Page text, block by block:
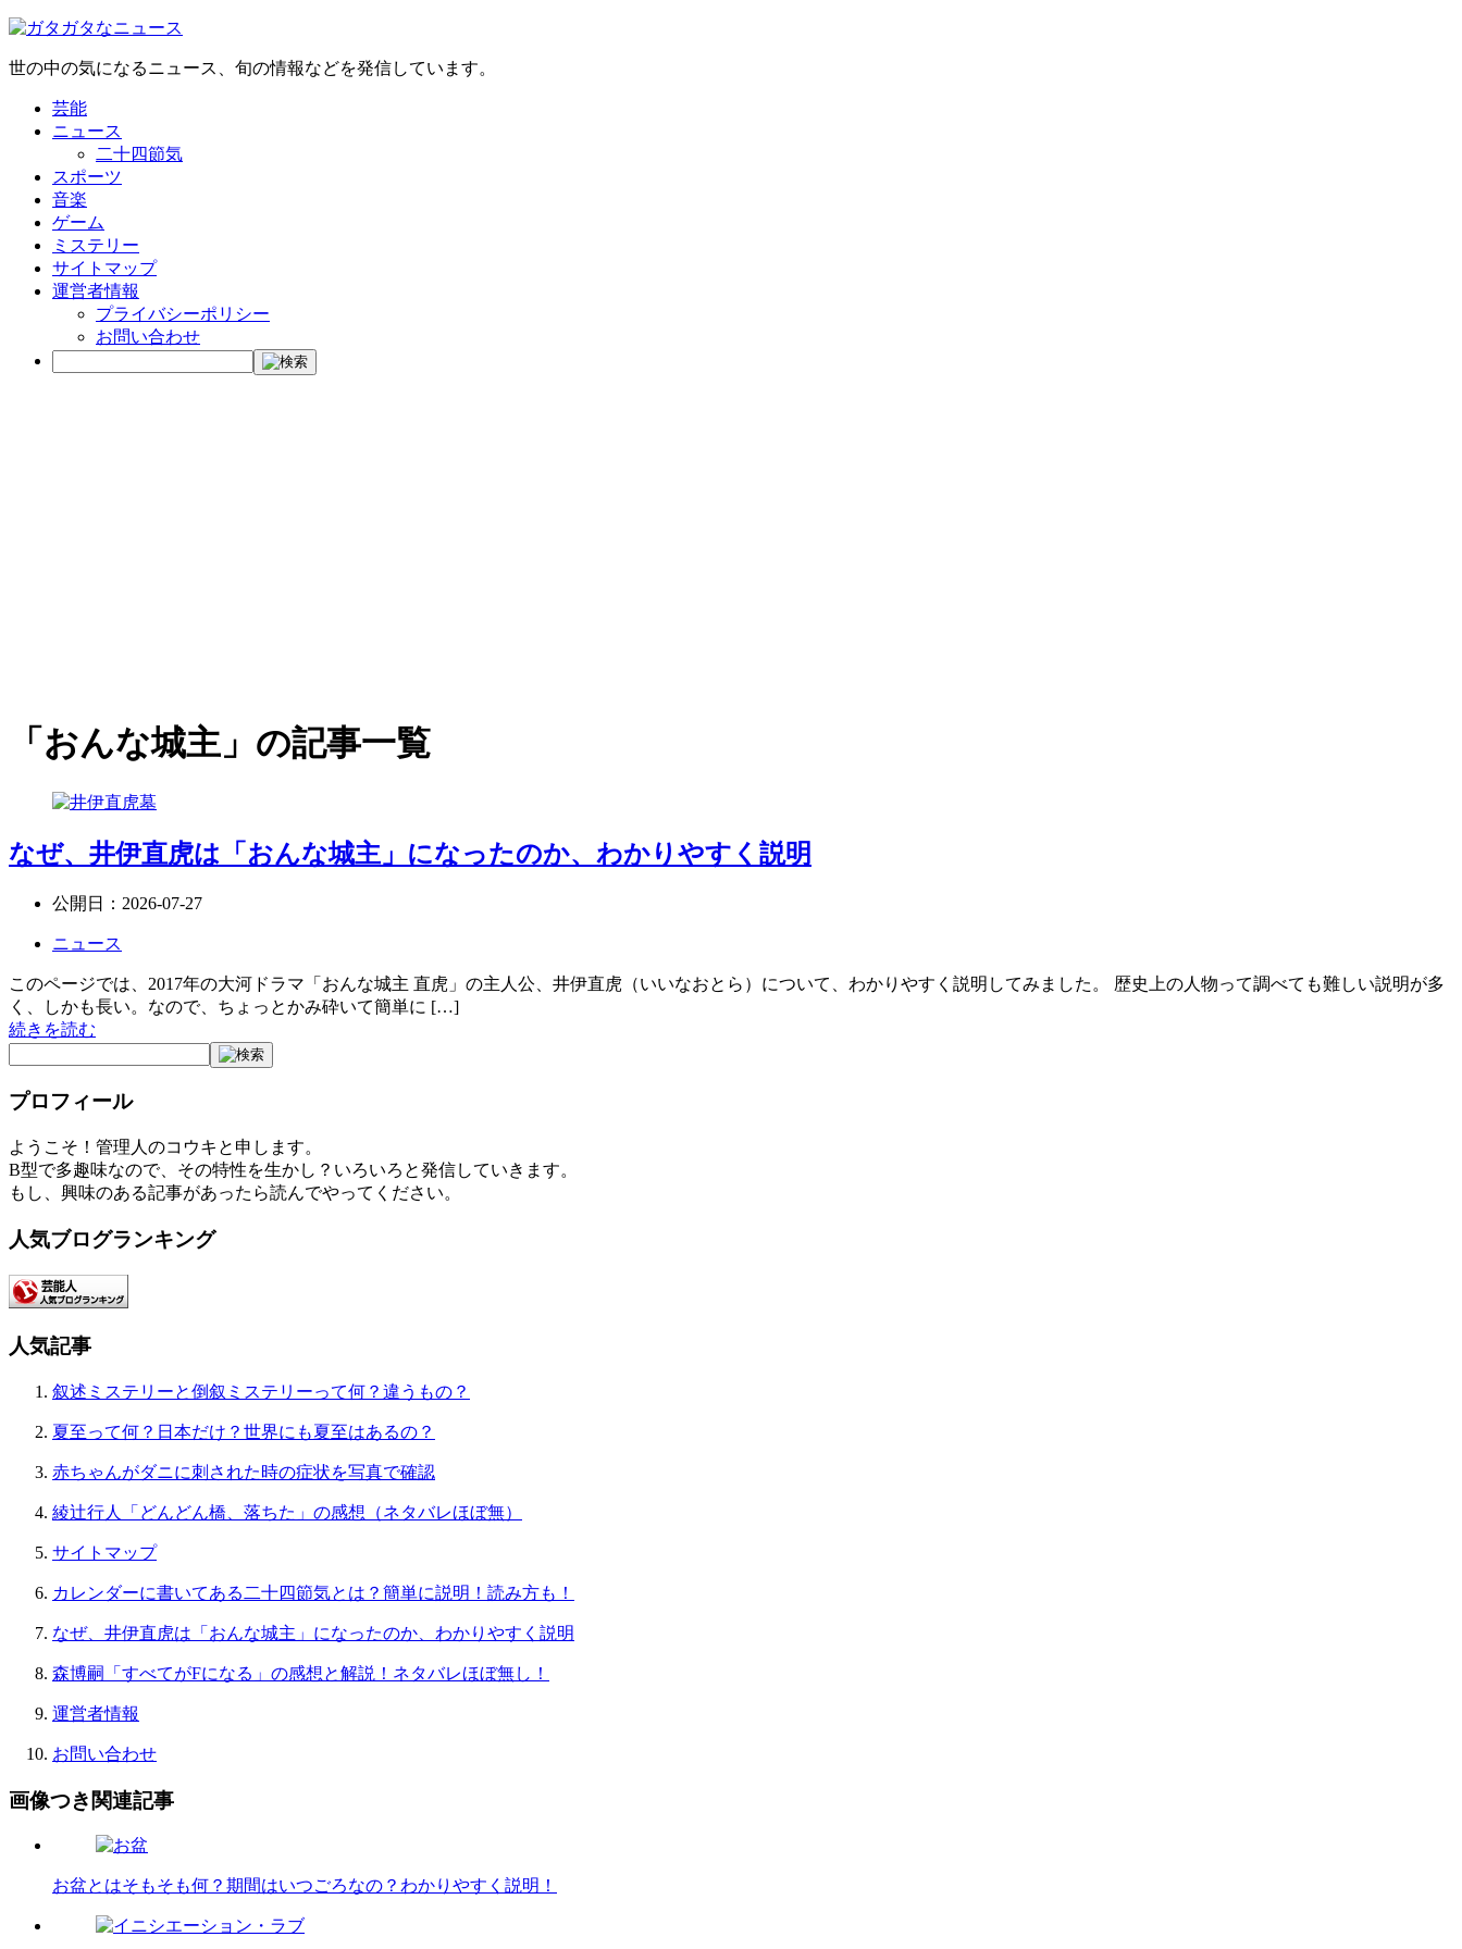
世の中の気になるニュース、旬の情報などを発信しています。
芸能
ニュース
二十四節気
スポーツ
音楽
ゲーム
ミステリー
サイトマップ
運営者情報
プライバシーポリシー
お問い合わせ
「おんな城主」の記事一覧
なぜ、井伊直虎は「おんな城主」になったのか、わかりやすく説明
公開日： 2026-07-27
ニュース
このページでは、2017年の大河ドラマ「おんな城主 直虎」の主人公、井伊直虎（いいなおとら）について、わかりやすく説明してみました。 歴史上の人物って調べても難しい説明が多
く、しかも長い。なので、ちょっとかみ砕いて簡単に […]
続きを読む
プロフィール
ようこそ！管理人のコウキと申します。
B型で多趣味なので、その特性を生かし？いろいろと発信していきます。
もし、興味のある記事があったら読んでやってください。
人気ブログランキング
人気記事
叙述ミステリーと倒叙ミステリーって何？違うもの？
夏至って何？日本だけ？世界にも夏至はあるの？
赤ちゃんがダニに刺された時の症状を写真で確認
綾辻行人「どんどん橋、落ちた」の感想（ネタバレほぼ無）
サイトマップ
カレンダーに書いてある二十四節気とは？簡単に説明！読み方も！
なぜ、井伊直虎は「おんな城主」になったのか、わかりやすく説明
森博嗣「すべてがFになる」の感想と解説！ネタバレほぼ無し！
運営者情報
お問い合わせ
画像つき関連記事
お盆とはそもそも何？期間はいつごろなの？わかりやすく説明！